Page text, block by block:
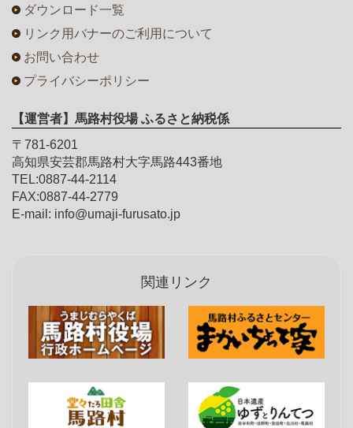
ダウンロード一覧
リンク用バナーのご利用について
お問い合わせ
プライバシーポリシー
【運営者】馬路村役場 ふるさと納税係
〒781-6201
高知県安芸郡馬路村大字馬路443番地
TEL:0887-44-2114
FAX:0887-44-2779
E-mail: info@umaji-furusato.jp
関連リンク